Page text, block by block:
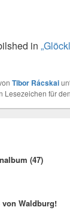
in
Tibor Rácskai
Lesezeichen für den
(47)
von Waldburg!